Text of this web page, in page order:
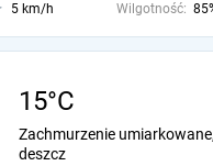
5 km/h Wilgotność:
15°C
Zachmurzenie
deszcz